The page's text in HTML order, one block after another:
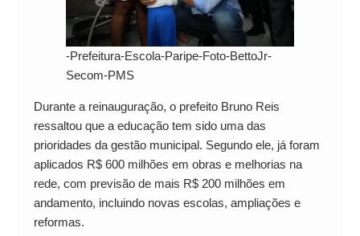
-Prefeitura-Escola-Paripe-Foto-BettoJr-
Secom-PMS
Durante a reinauguração, o prefeito Bruno Reis
ressaltou que a educação tem sido uma das
prioridades da gestão municipal. Segundo ele, já foram
aplicados R$ 600 milhões em obras e melhorias na
rede, com previsão de mais R$ 200 milhões em
andamento, incluindo novas escolas, ampliações e
reformas.